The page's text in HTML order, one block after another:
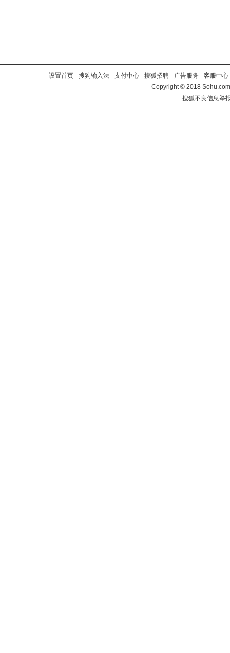
设置首页 - 搜狗输入法 - 支付中心 - 搜狐招聘 - 广告服务 - 客服中心
Copyright©2018
搜狐不良信息举